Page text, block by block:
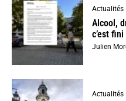
Actualités
Alcool,
c’est
Julien
Actualités